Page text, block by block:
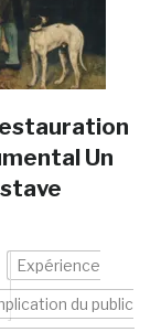
Un
Expérience
du public